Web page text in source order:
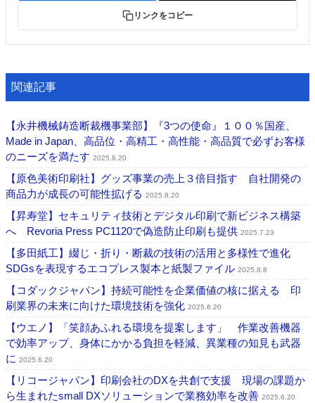
リンクをコピー
関連記事
【永井機械鋳造断裁機事業部】『3つの使命』１００％国産、
Made in Japan、高品位・高精工・高性能・高品質で必ずお客様
のニーズを満たす 2025.6.20
【原色美術印刷社】グッズ事業の売上３倍目指す 自社開発の
商品力が成長の可能性拡げる 2025.8.20
【昇寿堂】セキュリティ技術とデジタル印刷で新ビジネス構築
へ Revoria Press PC1120で偽造防止印刷も提供 2025.7.23
【多田紙工】綴じ・折り・断裁の技術の活用と多様性で進化
SDGsを表現するエコプレス製本と紙製ファイル 2025.8.8
【コダックジャパン】持続可能性を企業価値の核に据える 印
刷業界の未来に向けた環境技術を強化 2025.6.20
【ウエノ】「笑顔あふれる環境を提案します」 作業改善機器
で効率アップ、身体にかかる負担を軽減、異業種の知見も武器
に 2025.6.20
【リコージャパン】印刷会社のDXを共創で支援 現場の課題か
ら生まれたsmall DXソリューションで業務効率を改善 2025.6.20